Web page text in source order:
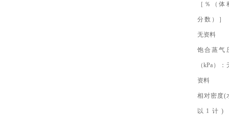
［％（体
分数）］
无资料
饱合蒸气
（kPa）：
资料
相对密度(
以1计)